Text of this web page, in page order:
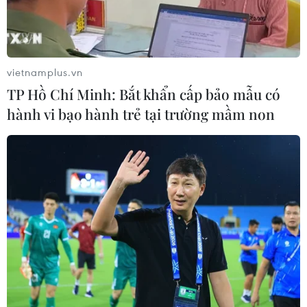
Minh trong mùa mưa
07/08/2026 04:47
Miền Bắc giảm mưa từ đêm
nay, cuối tuần chuyển nắng nóng
07/08/2026 04:41
Xuất hiện áp thấp nhiệt đới trên khu
vực vịnh Bắc Bộ
07/08/2026 03:54
Lào Cai khẩn trương tìm kiếm 2
người mất tích do mưa lũ
vietnamplus.vn
TP Hồ Chí Minh: Bắt khẩn cấp bảo mẫu có
hành vi bạo hành trẻ tại trường mầm non